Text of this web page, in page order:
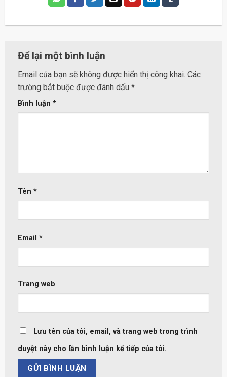
Để lại một bình luận
Email của bạn sẽ không được hiển thị công khai. Các
trường bắt buộc được đánh dấu *
Bình luận *
Tên *
Email *
Trang web
Lưu tên của tôi, email, và trang web trong trình
duyệt này cho lần bình luận kế tiếp của tôi.